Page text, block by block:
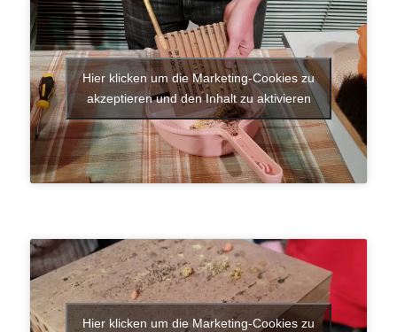
Hier klicken um die Marketing-Cookies zu
akzeptieren und den Inhalt zu aktivieren
Hier klicken um die Marketing-Cookies zu